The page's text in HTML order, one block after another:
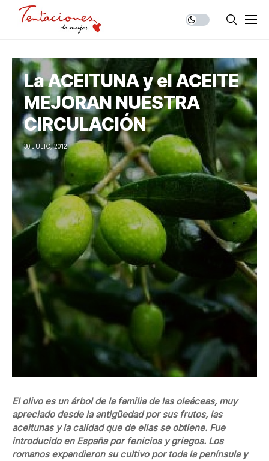
La ACEITUNA y el ACEITE
MEJORAN NUESTRA
CIRCULACIÓN
30 JULIO, 2012
El olivo es un árbol de la familia de las oleáceas, muy
apreciado desde la antigüedad por sus frutos, las
aceitunas y la calidad que de ellas se obtiene. Fue
introducido en España por fenicios y griegos. Los
romanos expandieron su cultivo por toda la península y